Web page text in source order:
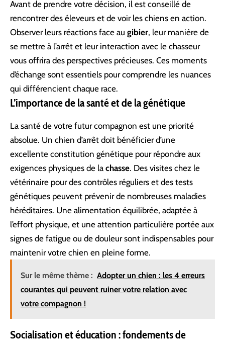
Avant de prendre votre décision, il est conseillé de
rencontrer des éleveurs et de voir les chiens en action.
Observer leurs réactions face au gibier, leur manière de
se mettre à l’arrêt et leur interaction avec le chasseur
vous offrira des perspectives précieuses. Ces moments
d’échange sont essentiels pour comprendre les nuances
qui différencient chaque race.
L’importance de la santé et de la génétique
La santé de votre futur compagnon est une priorité
absolue. Un chien d’arrêt doit bénéficier d’une
excellente constitution génétique pour répondre aux
exigences physiques de la chasse. Des visites chez le
vétérinaire pour des contrôles réguliers et des tests
génétiques peuvent prévenir de nombreuses maladies
héréditaires. Une alimentation équilibrée, adaptée à
l’effort physique, et une attention particulière portée aux
signes de fatigue ou de douleur sont indispensables pour
maintenir votre chien en pleine forme.
Sur le même thème : Adopter un chien : les 4 erreurs
courantes qui peuvent ruiner votre relation avec
votre compagnon !
Socialisation et éducation : fondements de